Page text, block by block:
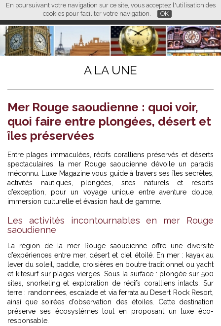
En poursuivant votre navigation sur ce site, vous acceptez l'utilisation des
cookies pour faciliter votre navigation.
OK
FR EN CN
L M
A LA UNE
Mer Rouge saoudienne : quoi voir,
quoi faire entre plongées, désert et
îles préservées
Entre plages immaculées, récifs coralliens préservés et déserts
spectaculaires, la mer Rouge saoudienne dévoile un paradis
méconnu. Luxe Magazine vous guide à travers ses îles secrètes,
activités nautiques, plongées, sites naturels et resorts
d’exception, pour un voyage unique entre aventure douce,
immersion culturelle et évasion haut de gamme.
Les activités incontournables en mer Rouge
saoudienne
La région de la mer Rouge saoudienne offre une diversité
d’expériences entre mer, désert et ciel étoilé. En mer : kayak au
lever du soleil, paddle, croisières en boutre traditionnel ou yacht
et kitesurf sur plages vierges. Sous la surface : plongée sur 500
sites, snorkeling et exploration de récifs coralliens intacts. Sur
terre : randonnées, escalade et via ferrata au Desert Rock Resort,
ainsi que soirées d’observation des étoiles. Cette destination
préserve ses écosystèmes tout en proposant un luxe éco-
responsable.